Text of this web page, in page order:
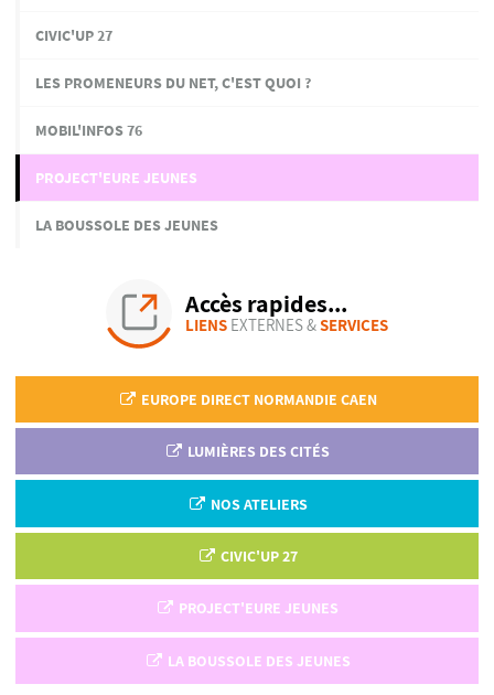
CIVIC'UP 27
LES PROMENEURS DU NET, C'EST QUOI ?
MOBIL'INFOS 76
PROJECT'EURE JEUNES
LA BOUSSOLE DES JEUNES
Accès rapides...
LIENSEXTERNES &SERVICES
EUROPE DIRECT NORMANDIE CAEN
LUMIÈRES DES CITÉS
NOS ATELIERS
CIVIC'UP 27
PROJECT'EURE JEUNES
LA BOUSSOLE DES JEUNES